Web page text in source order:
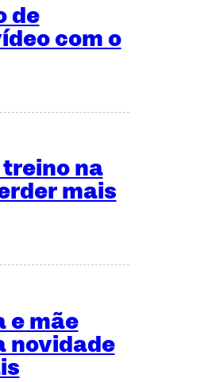
de
com o
na
mais
e mãe
novidade